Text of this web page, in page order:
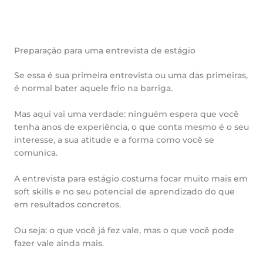
Preparação para uma entrevista de estágio
Se essa é sua primeira entrevista ou uma das primeiras,
é normal bater aquele frio na barriga.
Mas aqui vai uma verdade: ninguém espera que você
tenha anos de experiência, o que conta mesmo é o seu
interesse, a sua atitude e a forma como você se
comunica.
A entrevista para estágio costuma focar muito mais em
soft skills e no seu potencial de aprendizado do que
em resultados concretos.
Ou seja: o que você já fez vale, mas o que você pode
fazer vale ainda mais.